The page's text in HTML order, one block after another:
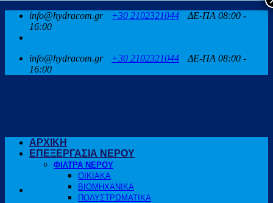
Μετάβαση
περιεχόμενο
info@hydracom.gr +30 2102321044
ΔΕ-ΠΑ 08:00 -
16:00
info@hydracom.gr +30 2102321044
ΔΕ-ΠΑ 08:00 -
16:00
ΑΡΧΙΚΗ
ΕΠΕΞΕΡΓΑΣΙΑ ΝΕΡΟΥ
ΦΙΛΤΡΑ ΝΕΡΟΥ
ΟΙΚΙΑΚΑ
ΒΙΟΜΗΧΑΝΙΚΑ
ΠΟΛΥΣΤΡΩΜΑΤΙΚΑ